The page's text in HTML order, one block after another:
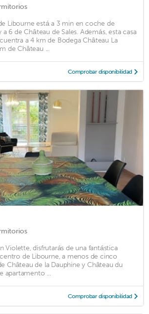
Libourne está a 3 min en coche de
a 6 de Château de Sales. Además, esta casa
a 4 km de Bodega Château La
de Château ...
Comprobar disponibilidad
Violette, disfrutarás de una fantástica
de Libourne, a menos de cinco
Château de la Dauphine y Château du
apartamento ...
Comprobar disponibilidad